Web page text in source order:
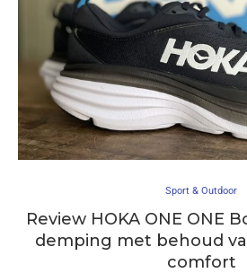
Sport & Outdoor
Review HOKA ONE ONE
demping met behoud
comfort